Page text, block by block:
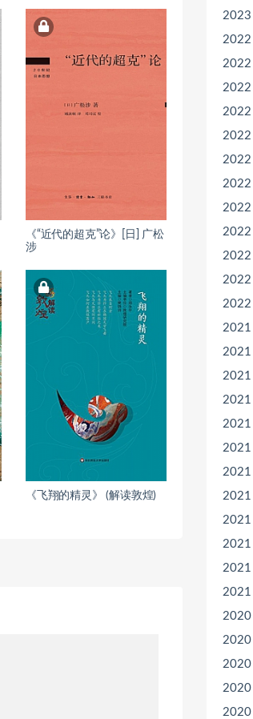
《“近代的超克”论》[日] 广松
涉
《飞翔的精灵》 (解读敦煌)
2023
2022
2022
2022
2022
2022
2022
2022
2022
2022
2022
2022
2022
2021
2021
2021
2021
2021
2021
2021
2021
2021
2021
2021
2021
2020
2020
2020
2020
2020